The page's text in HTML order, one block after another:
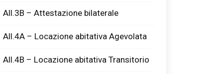
All.3B – Attestazione bilaterale
All.4A – Locazione abitativa Agevolata
All.4B – Locazione abitativa Transitorio